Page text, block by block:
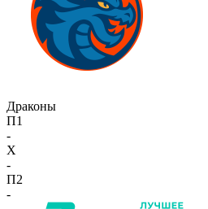
Драконы
П1
-
X
-
П2
-